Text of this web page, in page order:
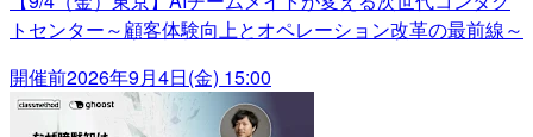
トセンター～顧客体験向上とオペレーション改革の最前線～
開催前2026年9月4日(金) 15:00